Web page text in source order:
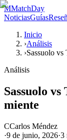
MMatchDay
NoticiasGuías
Inicio
›Análisis
›Sassuolo
Análisis
Sassuolo
miente
CCarlos Méndez
·9 de junio, 2026·3